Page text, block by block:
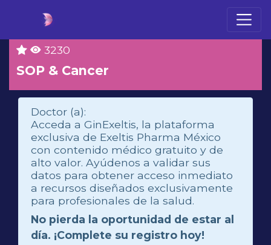
3230
SOP & Cancer
Doctor (a):
Acceda a GinExeltis, la plataforma
exclusiva de Exeltis Pharma México
con contenido médico gratuito y de
alto valor. Ayúdenos a validar sus
datos para obtener acceso inmediato
a recursos diseñados exclusivamente
para profesionales de la salud.
No pierda la oportunidad de estar al
día. ¡Complete su registro hoy!